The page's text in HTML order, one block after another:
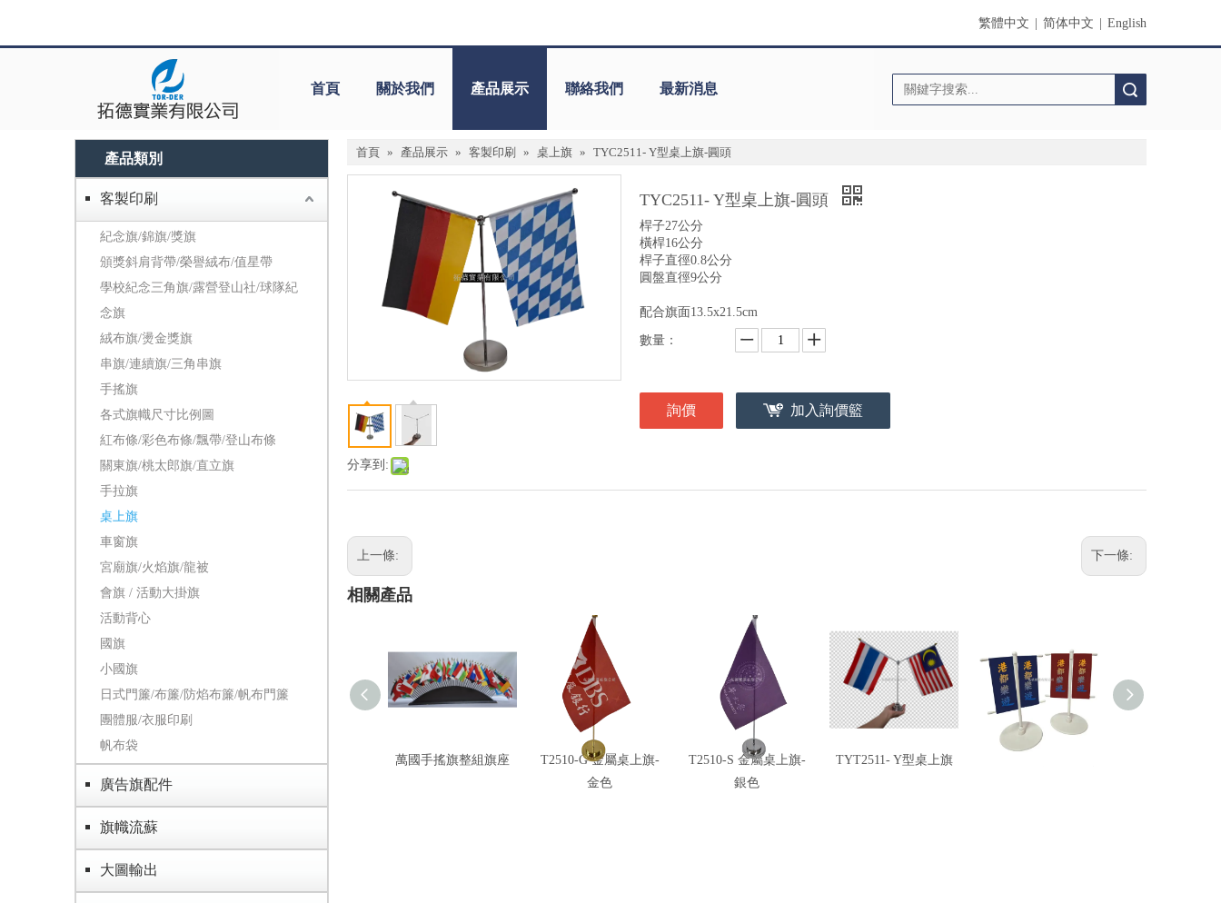
繁體中文 简体中文 English
首頁 關於我們 產品展示 聯絡我們 最新消息
產品類別
客製印刷
紀念旗/錦旗/獎旗
頒獎斜肩背帶/榮譽絨布/值星帶
學校紀念三角旗/露營登山社/球隊紀
念旗
絨布旗/燙金獎旗
串旗/連續旗/三角串旗
手搖旗
各式旗幟尺寸比例圖
紅布條/彩色布條/飄帶/登山布條
關東旗/桃太郎旗/直立旗
手拉旗
桌上旗
車窗旗
宮廟旗/火焰旗/龍被
會旗 / 活動大掛旗
活動背心
國旗
小國旗
日式門簾/布簾/防焰布簾/帆布門簾
團體服/衣服印刷
帆布袋
廣告旗配件
旗幟流蘇
大圖輸出
首頁 » 產品展示 » 客製印刷 » 桌上旗 » TYC2511- Y型桌上旗-圓頭
分享到:
TYC2511- Y型桌上旗-圓頭
桿子27公分
橫桿16公分
桿子直徑0.8公分
圓盤直徑9公分
配合旗面13.5x21.5cm
數量：
詢價 加入詢價籃
上一條: 下一條:
相關產品
萬國手搖旗整組旗座
T2510-G 金屬桌上旗-
金色
T2510-S 金屬桌上旗-
銀色
TYT2511- Y型桌上旗